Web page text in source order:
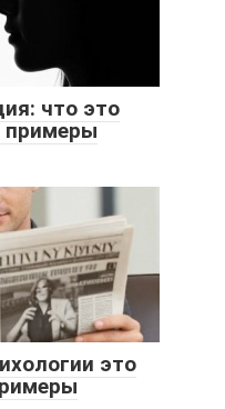
что это
примеры
это